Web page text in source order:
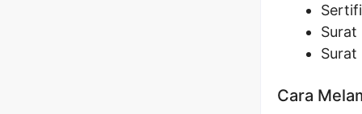
Surat
Surat
Cara